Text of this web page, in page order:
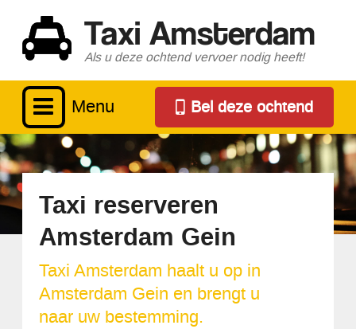
Taxi Amsterdam
Als u deze ochtend vervoer nodig heeft!
Menu Bel deze ochtend
Taxi reserveren
Amsterdam Gein
Taxi Amsterdam haalt u op in
Amsterdam Gein en brengt u
naar uw bestemming.